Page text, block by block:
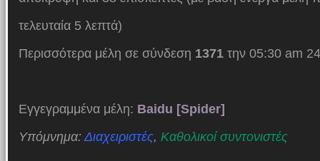
τελευταία 5 λεπτά)
Περισσότερα μέλη σε σύνδεση 1371την 05:30 am
Εγγεγραμμένα μέλη: Baidu [Spider]
Υπόμνημα:Διαχειριστές, Καθολικοί συντονιστές